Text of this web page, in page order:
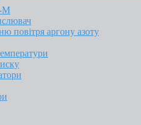
М
повітря аргону азоту